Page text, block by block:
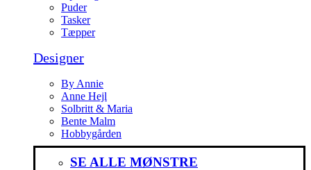
Puder
Tasker
Tæpper
Designer
By Annie
Anne Hejl
Solbritt & Maria
Bente Malm
Hobbygården
SE ALLE MØNSTRE